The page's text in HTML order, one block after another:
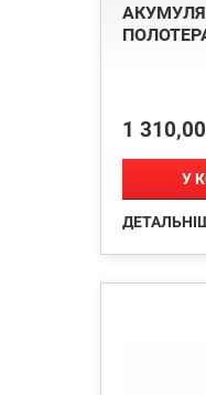
Ціна
1
У